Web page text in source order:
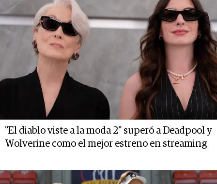
"El diablo viste a la moda 2" superó a Deadpool y
Wolverine como el mejor estreno en streaming